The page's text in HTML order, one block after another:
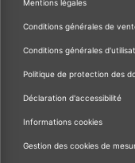
Mentions légales
Conditions générales de
Conditions générales
Politique de protection des
Déclaration d'accessibilité
Informations cookies
Gestion des cookies de